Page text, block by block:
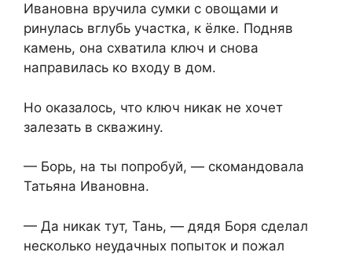
Ивановна вручила сумки с овощами и
ринулась вглубь участка, к ёлке. Подняв
камень, она схватила ключ и снова
направилась ко входу в дом.
Но оказалось, что ключ никак не хочет
залезать в скважину.
— Борь, на ты попробуй, — скомандовала
Татьяна Ивановна.
— Да никак тут, Тань, — дядя Боря сделал
несколько неудачных попыток и пожал